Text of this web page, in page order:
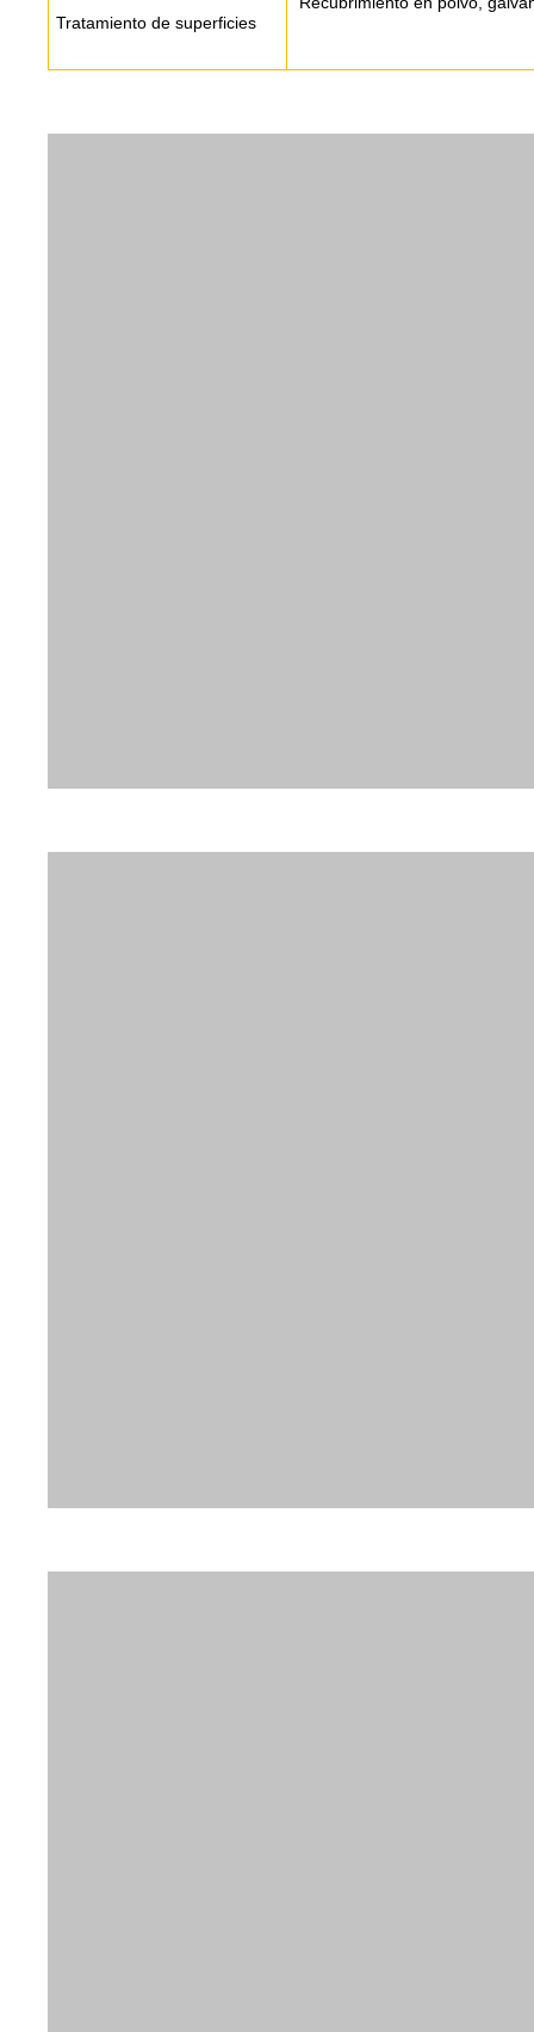
Tratamiento de superficies